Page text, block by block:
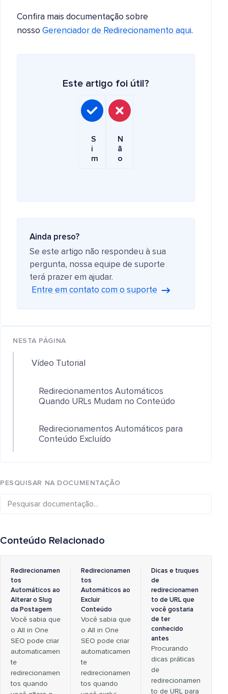
Confira mais documentação sobre
nosso Gerenciador de Redirecionamento aqui.
Este artigo foi útil?
S
i
m
N
ã
o
Ainda preso?
Se este artigo não respondeu à sua
pergunta, nossa equipe de suporte
terá prazer em ajudar.
Entre em contato com o suporte
NESTA PÁGINA
Vídeo Tutorial
Redirecionamentos Automáticos
Quando URLs Mudam no Conteúdo
Redirecionamentos Automáticos para
Conteúdo Excluído
PESQUISAR NA DOCUMENTAÇÃO
Conteúdo Relacionado
Redirecionamen
tos
Automáticos ao
Alterar o Slug
da Postagem
Você sabia que
o All in One
SEO pode criar
automaticamen
te
redirecionamen
tos quando
Redirecionamen
tos
Automáticos ao
Excluir
Conteúdo
Você sabia que
o All in One
SEO pode criar
automaticamen
te
redirecionamen
tos quando
Dicas e truques
de
redirecionamen
to de URL que
você gostaria
de ter
conhecido
antes
Procurando
dicas práticas
de
redirecionamen
to de URL para